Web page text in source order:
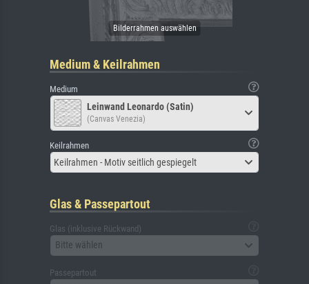
Medium & Keilrahmen
Medium
Leinwand Leonardo (Satin)
(Canvas Venezia)
Keilrahmen
Keilrahmen - Motiv seitlich gespiegelt
Glas & Passepartout
Glas (inklusive Rückwand)
Bitte wählen
Passepartout